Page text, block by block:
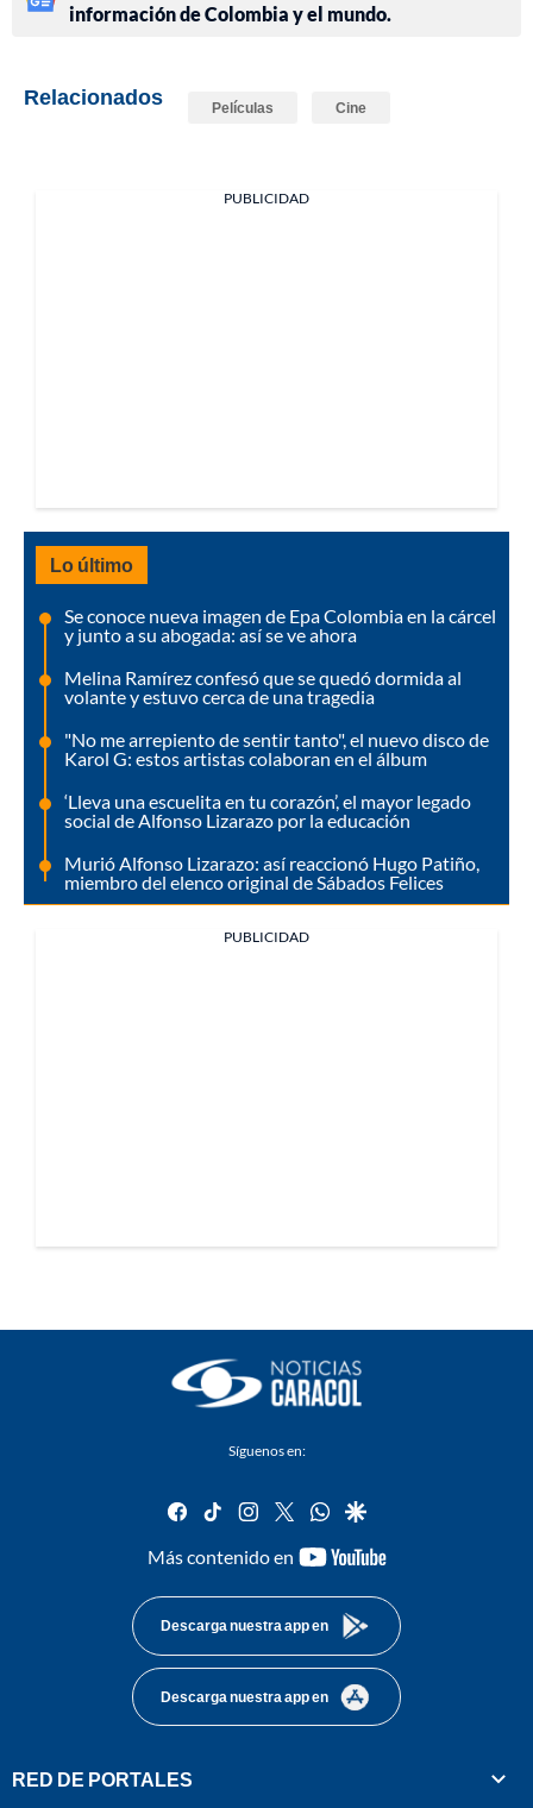
información de Colombia y el mundo.
Relacionados Películas Cine
PUBLICIDAD
Lo último
Se conoce nueva imagen de Epa Colombia en la cárcel
y junto a su abogada: así se ve ahora
Melina Ramírez confesó que se quedó dormida al
volante y estuvo cerca de una tragedia
"No me arrepiento de sentir tanto", el nuevo disco de
Karol G: estos artistas colaboran en el álbum
‘Lleva una escuelita en tu corazón’, el mayor legado
social de Alfonso Lizarazo por la educación
Murió Alfonso Lizarazo: así reaccionó Hugo Patiño,
miembro del elenco original de Sábados Felices
PUBLICIDAD
Síguenos en:
facebook
tiktok instagram
twitterwhatsapp
google
Más contenido en
youtube-
Descarga nuestra app en
Descarga nuestra app en
RED DE PORTALES